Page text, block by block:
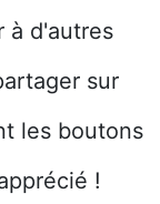
à d'autres
sur
les boutons
!